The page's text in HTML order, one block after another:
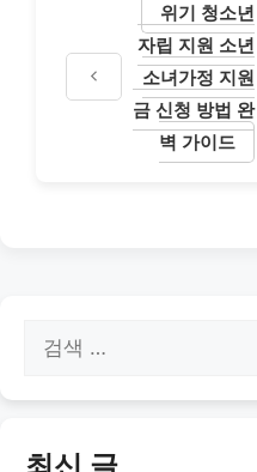
위기 청소년
자립 지원 소년
소녀가정 지원
금 신청 방법 완
벽 가이드
색:
최신 글